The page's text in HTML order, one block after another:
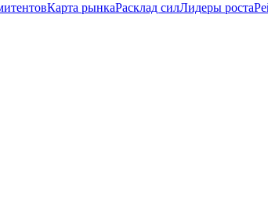
Карта рынкаРасклад силЛидеры роста